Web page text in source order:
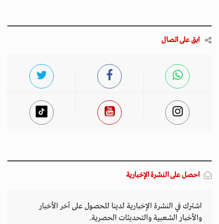
ابق على اتصال
احصل على النشرة الإخبارية
اشترك في النشرة الإخبارية لدينا للحصول على آخر الأخبار
والأخبار الشعبية والتحديثات الحصرية.